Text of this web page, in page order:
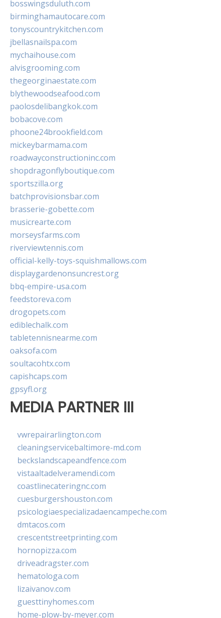
bosswingsduluth.com
birminghamautocare.com
tonyscountrykitchen.com
jbellasnailspa.com
mychaihouse.com
alvisgrooming.com
thegeorginaestate.com
blythewoodseafood.com
paolosdelibangkok.com
bobacove.com
phoone24brookfield.com
mickeybarmama.com
roadwayconstructioninc.com
shopdragonflyboutique.com
sportszilla.org
batchprovisionsbar.com
brasserie-gobette.com
musicrearte.com
morseysfarms.com
riverviewtennis.com
official-kelly-toys-squishmallows.com
displaygardenonsuncrest.org
bbq-empire-usa.com
feedstoreva.com
drogopets.com
ediblechalk.com
tabletennisnearme.com
oaksofa.com
soultacohtx.com
capishcaps.com
gpsyfl.org
MEDIA PARTNER III
vwrepairarlington.com
cleaningservicebaltimore-md.com
beckslandscapeandfence.com
vistaaltadelveramendi.com
coastlinecateringnc.com
cuesburgershouston.com
psicologiaespecializadaencampeche.com
dmtacos.com
crescentstreetprinting.com
hornopizza.com
driveadragster.com
hematologa.com
lizaivanov.com
guesttinyhomes.com
home-plow-by-meyer.com